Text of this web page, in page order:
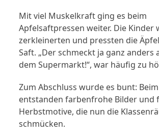
Mit viel Muskelkraft ging es beim
Apfelsaftpressen weiter. Die Kinder
zerkleinerten und pressten die
Saft. „Der schmeckt ja ganz anders
dem Supermarkt!“, war häufig zu
Zum Abschluss wurde es bunt:
entstanden farbenfrohe Bilder und
Herbstmotive, die nun die
schmücken.